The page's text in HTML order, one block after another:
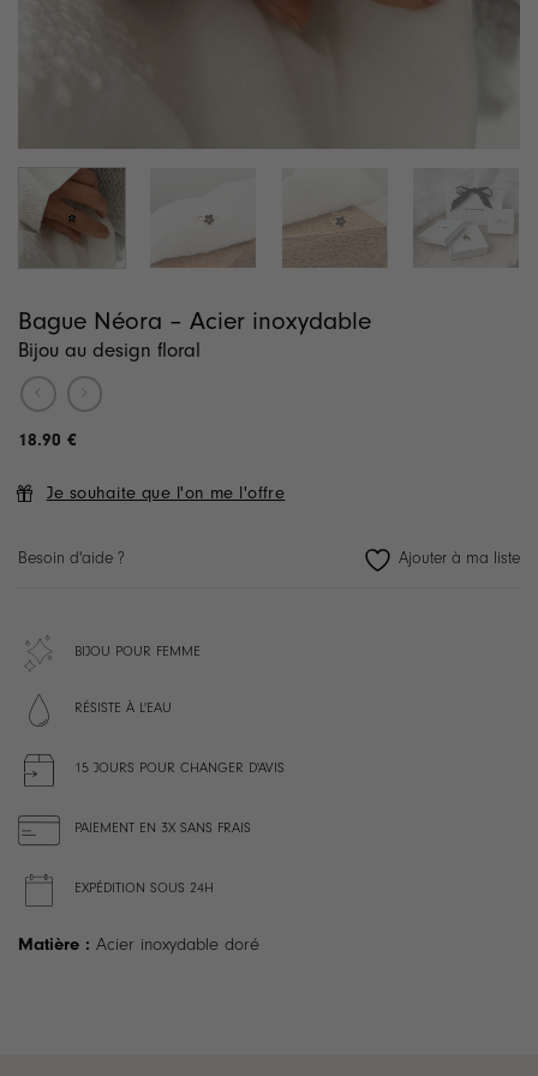
Bague Néora – Acier inoxydable
Bijou au design floral
18.90 €
Je souhaite que l'on me l'offre
Besoin d'aide ?
BIJOU POUR FEMME
RÉSISTE À L'EAU
15 JOURS POUR CHANGER D'AVIS
PAIEMENT EN 3X SANS FRAIS
EXPÉDITION SOUS 24H
Matière : Acier inoxydable doré